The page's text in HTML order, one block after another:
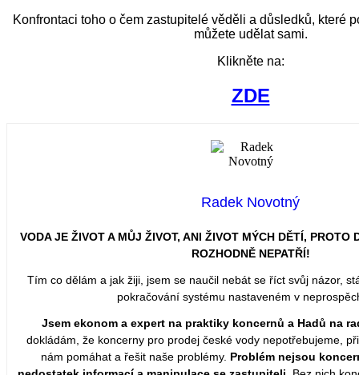
Konfrontaci toho o čem zastupitelé věděli a důsledků, které
můžete udělat sami.
Klikněte na:
ZDE
Radek Novotný
VODA JE ŽIVOT A MŮJ ŽIVOT, ANI ŽIVOT MÝCH DĚTÍ, PROTO
ROZHODNĚ NEPATŘÍ!
Tím co dělám a jak žiji, jsem se naučil nebát se říct svůj názor,
pokračování systému nastaveném v
Jsem ekonom a expert na praktiky koncernů a Hadů na
dokládám, že koncerny pro prodej české vody nepotřebujeme,
nám pomáhat a řešit naše problémy. Problém nejsou